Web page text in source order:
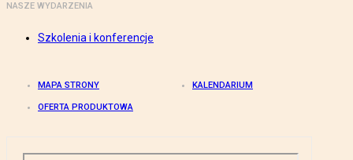
NASZE WYDARZENIA
Szkolenia i konferencje
MAPA STRONY KALENDARIUM
OFERTA PRODUKTOWA